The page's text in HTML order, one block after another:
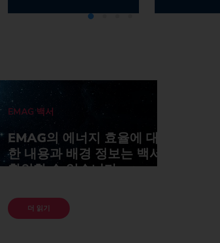
효율적인 제조 프로세스
EMAG 백서
EMAG의 에너지 효율에 대한 자세
한 내용과 배경 정보는 백서에서도
확인할 수 있습니다.
더 읽기